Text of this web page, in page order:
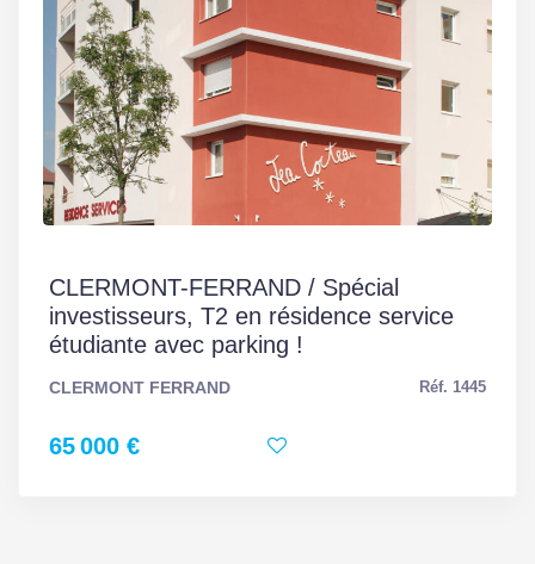
CLERMONT-FERRAND / Spécial
investisseurs, T2 en résidence service
étudiante avec parking !
CLERMONT FERRAND Réf. 1445
65 000 €